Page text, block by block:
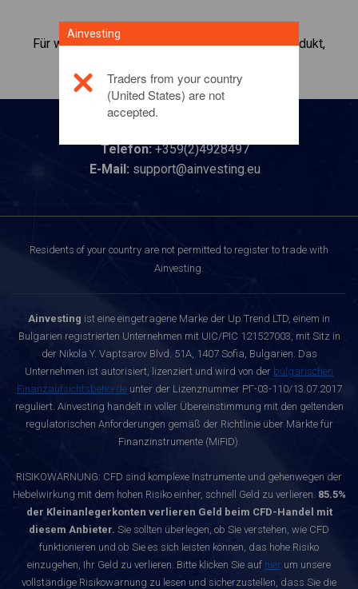
Für weitere Informationen zu diesem Anlageprodukt,
Kontaktieren Sie uns
Telefon:+359(2)4928497
E-Mail: support@ainvesting.eu
Residents of your country are not permitted to register to trade with
Ainvesting.
Ainvesting ist eine eingetragene Marke der Up Trend LTD, einem in
Bulgarien registrierten Unternehmen mit UIC/PIC 121527003, mit Sitz in
der Nikola Y. Vaptsarov Blvd. 51A, 1407 Sofia, Bulgarien. Das
Unternehmen ist autorisiert, lizenziert und wird von der bulgarischen
Finanzaufsichtsbehördeunter der Lizenznummer РГ-03-110/13.07.2017
reguliert. Ainvesting handelt in voller Übereinstimmung mit den geltenden
regulatorischen Anforderungen gemäß der Richtlinie über Märkte für
Finanzinstrumente (MiFID).
RISIKOWARNUNG: CFD sind komplexe Instrumente und gehenwegen der
Hebelwirkung mit dem hohen Risiko einher, schnell Geld zu verlieren. 85.5%
der Kleinanlegerkonten verlieren Geld beim CFD-Handel mit
diesem Anbieter. Sie sollten überlegen, ob Sie verstehen, wie CFD
funktionieren und ob Sie es sich leisten können, das hohe Risiko
einzugehen, Ihr Geld zu verlieren. Bitte klicken Sie auf hier um unsere
vollständige Risikowarnung zu lesen und sicherzustellen, dass Sie die
Ainvesting
Traders from your country
(United States) are not
accepted.